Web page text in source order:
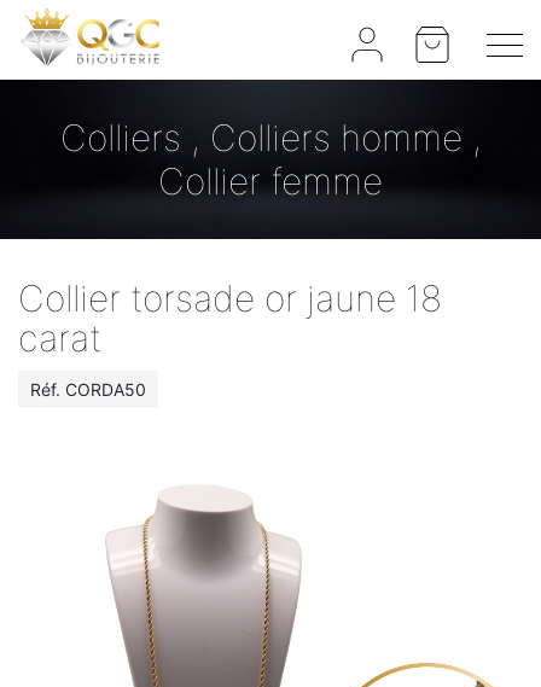
Colliers , Colliers homme ,
Collier femme
Collier torsade or jaune 18
carat
Réf. CORDA50
Panneau de gestion des cookies